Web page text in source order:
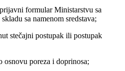
formular Ministarstvu sa
sa namenom sredstava;
stečajni postupak ili postupak
poreza i doprinosa;